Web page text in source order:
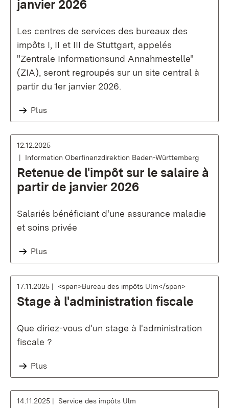
janvier 2026
Les centres de services des bureaux des
impôts I, II et III de Stuttgart, appelés
"Zentrale Informationsund Annahmestelle"
(ZIA), seront regroupés sur un site central à
partir du 1er janvier 2026.
Plus
12.12.2025
Information Oberfinanzdirektion Baden-Württemberg
Retenue de l'impôt sur le salaire à
partir de janvier 2026
Salariés bénéficiant d'une assurance maladie
et soins privée
Plus
17.11.2025 <span>Bureau des impôts Ulm</span>
Stage à l'administration fiscale
Que diriez-vous d'un stage à l'administration
fiscale ?
Plus
14.11.2025 Service des impôts Ulm